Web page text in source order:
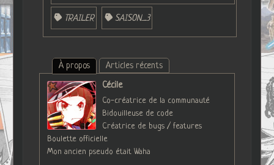
TRAILER SAISON_3
À propos
Articles récents
Cécile
Co-créatrice de la communauté
Bidouilleuse de code
Créatrice de bugs / features
Boulette officielle
Mon ancien pseudo était Waha